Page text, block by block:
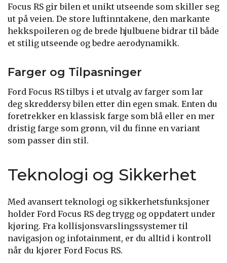
Focus RS gir bilen et unikt utseende som skiller seg
ut på veien. De store luftinntakene, den markante
hekkspoileren og de brede hjulbuene bidrar til både
et stilig utseende og bedre aerodynamikk.
Farger og Tilpasninger
Ford Focus RS tilbys i et utvalg av farger som lar
deg skreddersy bilen etter din egen smak. Enten du
foretrekker en klassisk farge som blå eller en mer
dristig farge som grønn, vil du finne en variant
som passer din stil.
Teknologi og Sikkerhet
Med avansert teknologi og sikkerhetsfunksjoner
holder Ford Focus RS deg trygg og oppdatert under
kjøring. Fra kollisjonsvarslingssystemer til
navigasjon og infotainment, er du alltid i kontroll
når du kjører Ford Focus RS.